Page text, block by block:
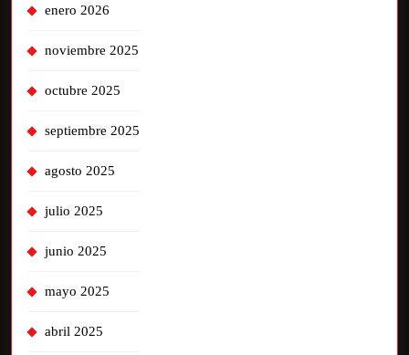
enero 2026
noviembre 2025
octubre 2025
septiembre 2025
agosto 2025
julio 2025
junio 2025
mayo 2025
abril 2025